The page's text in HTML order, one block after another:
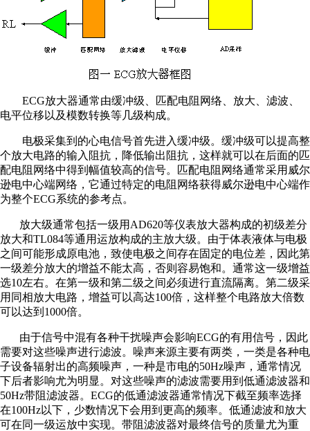
ECG放大器通常由缓冲级、匹配电阻网络、放大、滤波、
电平位移以及模数转换等几级构成。
电极采集到的心电信号首先进入缓冲级。缓冲级可以提高整
个放大电路的输入阻抗，降低输出阻抗，这样就可以在后面的匹
配电阻网络中得到幅值较高的信号。匹配电阻网络通常采用威尔
逊电中心端网络，它通过特定的电阻网络获得威尔逊电中心端作
为整个ECG系统的参考点。
放大级通常包括一级用AD620等仪表放大器构成的初级差分
放大和TL084等通用运放构成的主放大级。由于体表液体与电极
之间可能形成原电池，致使电极之间存在固定的电位差，因此第
一级差分放大的增益不能太高，否则容易饱和。通常这一级增益
选10左右。在第一级和第二级之间必须进行直流隔离。第二级采
用同相放大电路，增益可以高达100倍，这样整个电路放大倍数
可以达到1000倍。
由于信号中混有各种干扰噪声会影响ECG的有用信号，因此
需要对这些噪声进行滤波。噪声来源主要有两类，一类是各种电
子设备辐射出的高频噪声，一种是市电的50Hz噪声，通常情况
下后者影响尤为明显。对这些噪声的滤波需要用到低通滤波器和
50Hz带阻滤波器。ECG的低通滤波器通常情况下截至频率选择
在100Hz以下，少数情况下会用到更高的频率。低通滤波和放大
可在同一级运放中实现。带阻滤波器对最终信号的质量尤为重